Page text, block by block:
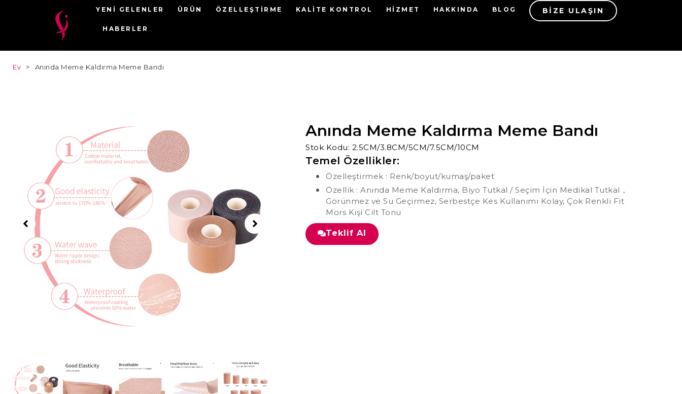
YENI GELENLER ÜRÜN ÖZELLEŞTIRME KALITE KONTROL HIZMET HAKKINDA BLOG
HABERLER
BIZE ULAŞIN
Ev > Anında Meme Kaldırma Meme Bandı
Anında Meme Kaldırma Meme Bandı
Stok Kodu: 2.5CM/3.8CM/5CM/7.5CM/10CM
Temel Özellikler:
Özelleştirmek : Renk/boyut/kumaş/paket
Özellik : Anında Meme Kaldırma, Biyo Tutkal / Seçim İçin Medikal Tutkal，
Görünmez ve Su Geçirmez, Serbestçe Kes Kullanımı Kolay, Çok Renkli Fit
Mors Kişi Cilt Tonu
Teklif Al